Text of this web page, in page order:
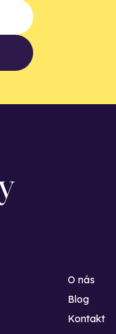
O nás
Blog
Kontakt